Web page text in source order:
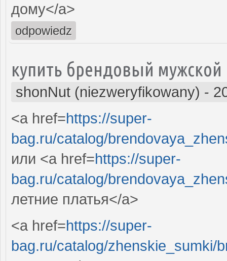
дому</a>
odpowiedz
купить брендовый
shonNut (niezweryfikowany) -
<a href=https://super-
bag.ru/catalog/
или <a href=https://super-
bag.ru/catalog/
летние платья</a>
<a href=https://super-
bag.ru/catalog/zhenskie_sumki/